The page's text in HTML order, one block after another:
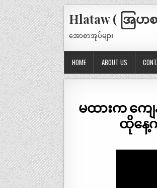
Hlataw ( အြပာ
အောစာအုပ်များ
HOME ABOUT US
မထားက ကျ
ထိုနေ့